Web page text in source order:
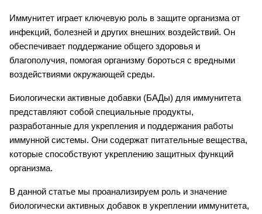
Иммунитет играет ключевую роль в защите организма от
инфекций, болезней и других внешних воздействий. Он
обеспечивает поддержание общего здоровья и
благополучия, помогая организму бороться с вредными
воздействиями окружающей среды.
Биологически активные добавки (БАДы) для иммунитета
представляют собой специальные продукты,
разработанные для укрепления и поддержания работы
иммунной системы. Они содержат питательные вещества,
которые способствуют укреплению защитных функций
организма.
В данной статье мы проанализируем роль и значение
биологически активных добавок в укреплении иммунитета,